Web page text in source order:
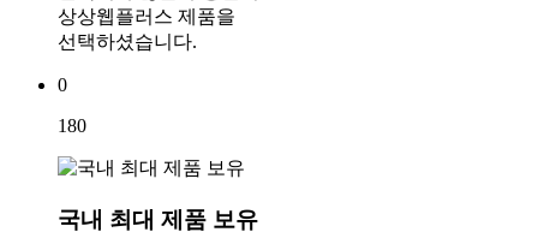
상상웹플러스 제품을
선택하셨습니다.
0
180
국내 최대 제품 보유